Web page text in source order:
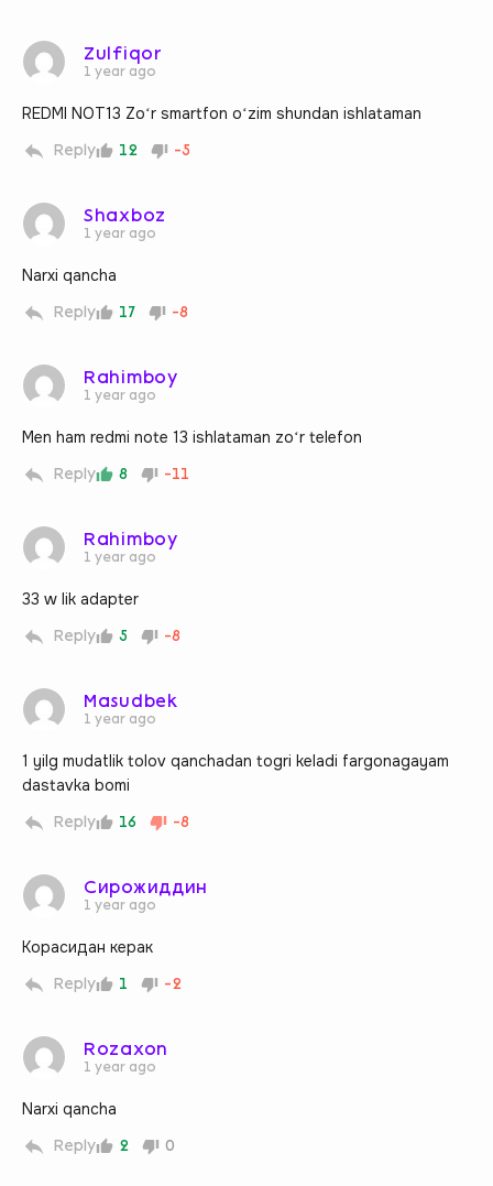
Zulfiqor
1 year ago
REDMI NOT13 Zoʻr smartfon oʻzim shundan ishlataman
12 -5
Reply
Shaxboz
1 year ago
Narxi qancha
17 -8
Reply
Rahimboy
1 year ago
Men ham redmi note 13 ishlataman zoʻr telefon
8 -11
Reply
Rahimboy
1 year ago
33 w lik adapter
5 -8
Reply
Masudbek
1 year ago
1 yilg mudatlik tolov qanchadan togri keladi fargonagayam
dastavka bomi
16 -8
Reply
Сирожиддин
1 year ago
Корасидан керак
1 -2
Reply
Rozaxon
1 year ago
Narxi qancha
2 0
Reply